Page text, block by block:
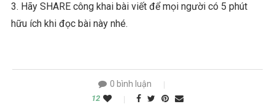
3. Hãy SHARE công khai bài viết để mọi người có 5 phút
hữu ích khi đọc bài này nhé.
0 bình luận
12